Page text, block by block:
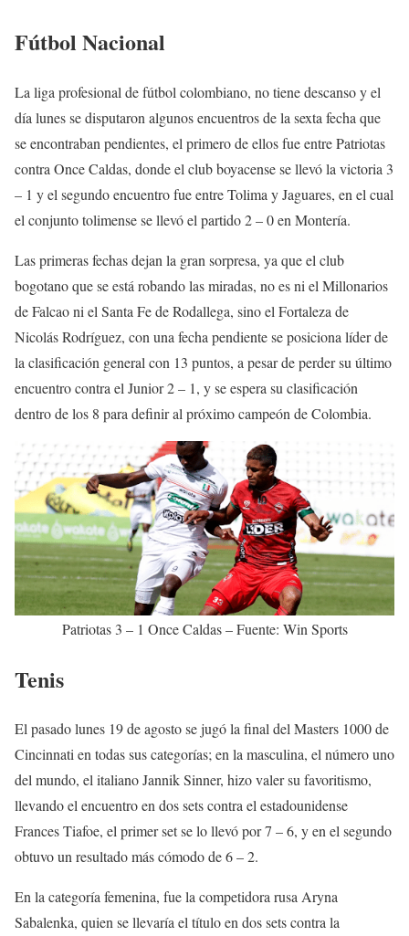
Fútbol Nacional
La liga profesional de fútbol colombiano, no tiene descanso y el
día lunes se disputaron algunos encuentros de la sexta fecha que
se encontraban pendientes, el primero de ellos fue entre Patriotas
contra Once Caldas, donde el club boyacense se llevó la victoria 3
– 1 y el segundo encuentro fue entre Tolima y Jaguares, en el cual
el conjunto tolimense se llevó el partido 2 – 0 en Montería.
Las primeras fechas dejan la gran sorpresa, ya que el club
bogotano que se está robando las miradas, no es ni el Millonarios
de Falcao ni el Santa Fe de Rodallega, sino el Fortaleza de
Nicolás Rodríguez, con una fecha pendiente se posiciona líder de
la clasificación general con 13 puntos, a pesar de perder su último
encuentro contra el Junior 2 – 1, y se espera su clasificación
dentro de los 8 para definir al próximo campeón de Colombia.
Patriotas 3 – 1 Once Caldas – Fuente: Win Sports
Tenis
El pasado lunes 19 de agosto se jugó la final del Masters 1000 de
Cincinnati en todas sus categorías; en la masculina, el número uno
del mundo, el italiano Jannik Sinner, hizo valer su favoritismo,
llevando el encuentro en dos sets contra el estadounidense
Frances Tiafoe, el primer set se lo llevó por 7 – 6, y en el segundo
obtuvo un resultado más cómodo de 6 – 2.
En la categoría femenina, fue la competidora rusa Aryna
Sabalenka, quien se llevaría el título en dos sets contra la